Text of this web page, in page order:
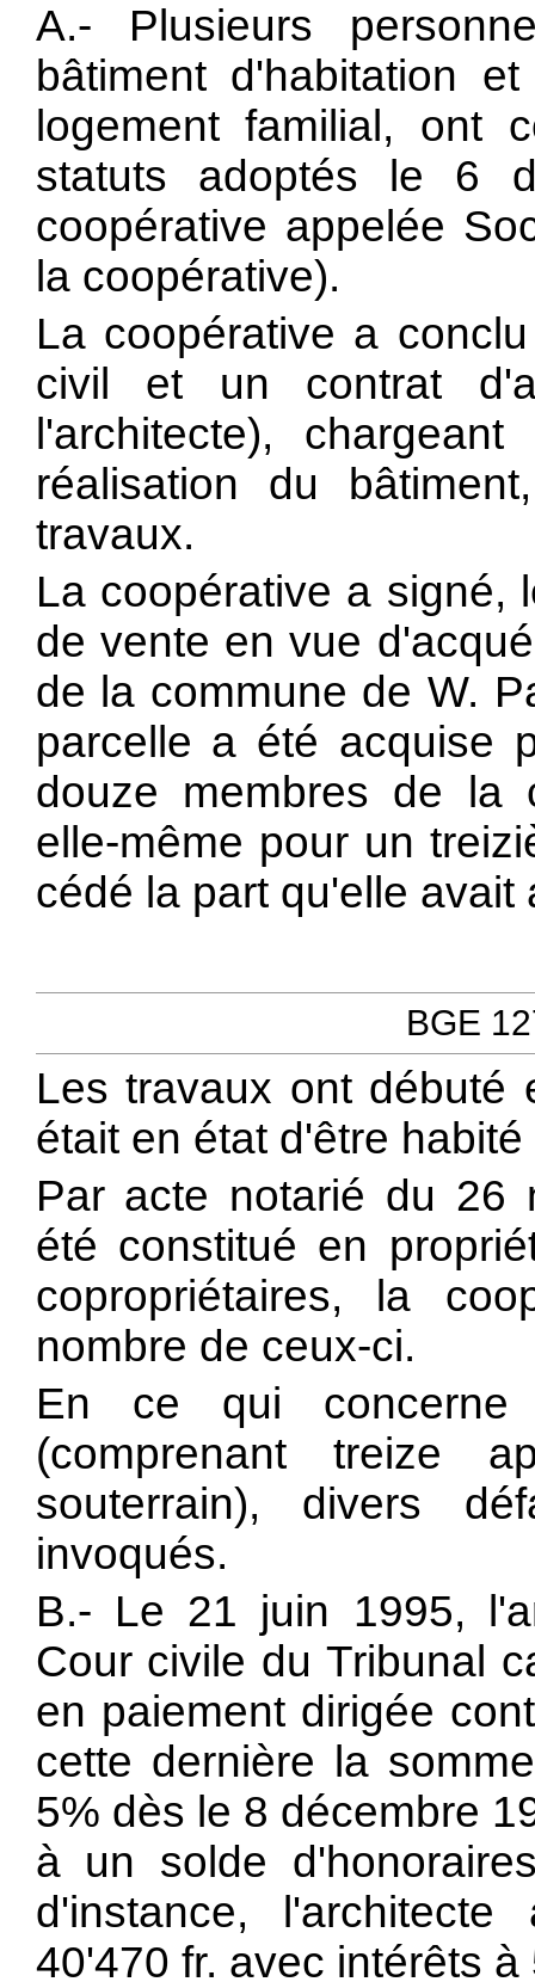
A.- Plusieurs
bâtiment d'habitation
logement familial, ont
statuts adoptés le 6
coopérative appelée
la coopérative).
La coopérative a
civil et un contrat
l'architecte),
réalisation du
travaux.
La coopérative a signé,
de vente en vue
de la commune de W.
parcelle a été acquise
douze membres de la
elle-même pour un
cédé la part qu'elle avait
BGE
Les travaux ont débuté
était en état d'être
Par acte notarié du 26
été constitué en
copropriétaires, la
nombre de ceux-ci.
En ce qui concerne
(comprenant treize
souterrain), divers
invoqués.
B.- Le 21 juin 1995,
Cour civile du Tribunal
en paiement dirigée
cette dernière la
5% dès le 8 décembre
à un solde
d'instance,
40'470 fr. avec intérêts